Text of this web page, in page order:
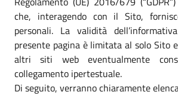
che, interagendo con il Sito,
personali. La validità
presente pagina è limitata al solo Sito
altri siti web eventualmente
collegamento ipertestuale.
Di seguito, verranno chiaramente